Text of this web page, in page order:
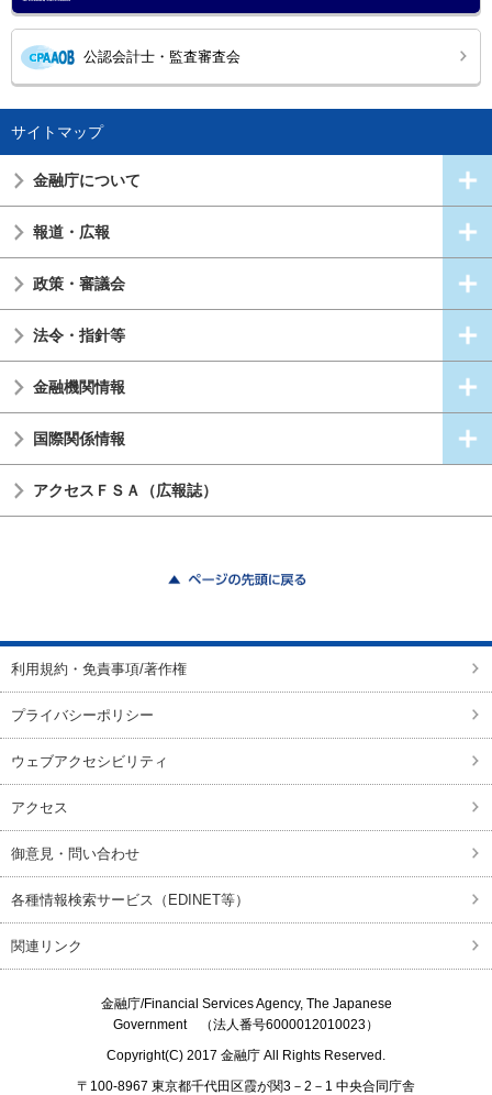
公認会計士・監査審査会
サイトマップ
金融庁について
報道・広報
政策・審議会
法令・指針等
金融機関情報
国際関係情報
アクセスＦＳＡ（広報誌）
利用規約・免責事項/著作権
プライバシーポリシー
ウェブアクセシビリティ
アクセス
御意見・問い合わせ
各種情報検索サービス（EDINET等）
関連リンク
金融庁/Financial Services Agency, The Japanese
Government（法人番号6000012010023）
Copyright(C) 2017 金融庁 All Rights Reserved.
〒100-8967 東京都千代田区霞が関3－2－1 中央合同庁舎